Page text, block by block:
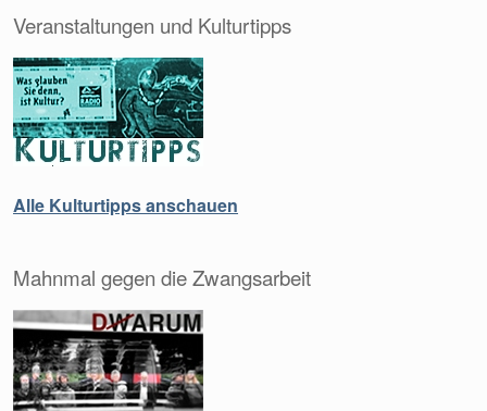
Veranstaltungen und Kulturtipps
Alle Kulturtipps anschauen
Mahnmal gegen die Zwangsarbeit